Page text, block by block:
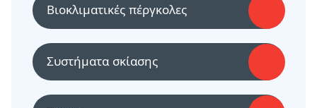
Βιοκλιματικές πέργκολες
Συστήματα σκίασης